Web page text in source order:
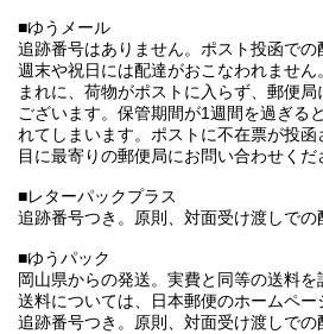
■ゆうメール
追跡番号はありません。ポスト投函での
週末や祝日には配達がおこなわれません。
まれに、荷物がポストに入らず、郵便
ございます。保管期間が1週間を過ぎる
れてしまいます。ポストに不在票が投
目に最寄りの郵便局にお問い合わせくだ
■レターパックプラス
追跡番号つき。原則、対面受け渡しでの
■ゆうパック
岡山県からの発送。実費と同等の送料を
送料については、日本郵便のホームペー
追跡番号つき。原則、対面受け渡しでの